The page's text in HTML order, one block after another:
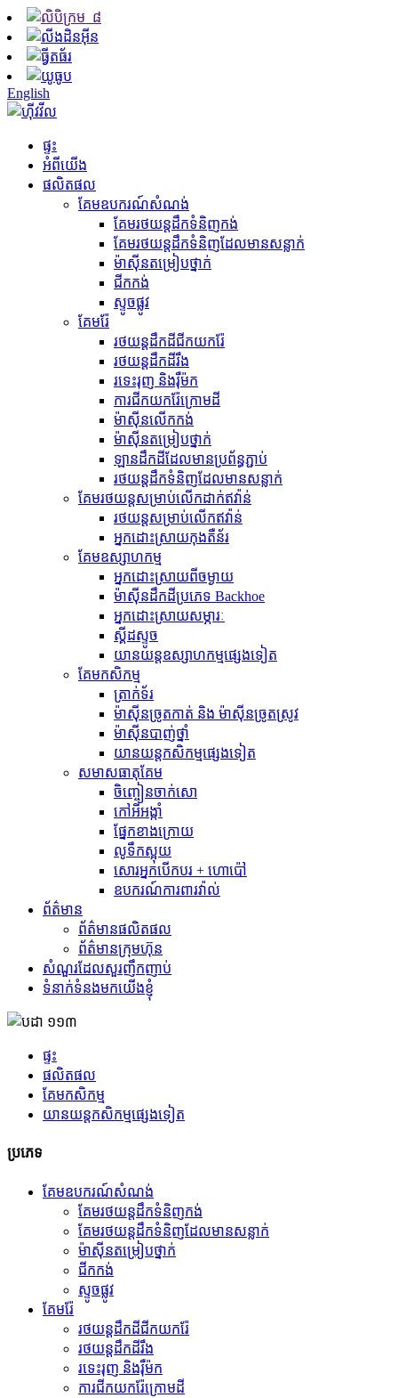
English
ផ្ទះ
អំពីយើង
ផលិតផល
គែមឧបករណ៍សំណង់
គែម​រថយន្ត​ដឹក​ទំនិញ​កង់
គែមរថយន្តដឹកទំនិញដែលមានសន្លាក់
ម៉ាស៊ីន​តម្រៀប​ថ្នាក់
ជីក​កង់
ស្ទូចផ្លូវ
គែមរ៉ែ
រថយន្តដឹកដីជីកយករ៉ែ
រថយន្ត​ដឹក​ដី​រឹង
រទេះរុញ និងរ៉ឺម៉ក
ការជីកយករ៉ែក្រោមដី
ម៉ាស៊ីន​លើក​កង់
ម៉ាស៊ីន​តម្រៀប​ថ្នាក់
ឡានដឹកដីដែលមានប្រព័ន្ធភ្ជាប់
រថយន្ត​ដឹក​ទំនិញ​ដែល​មាន​សន្លាក់​
គែមរថយន្តសម្រាប់លើកដាក់ឥវ៉ាន់
រថយន្ត​សម្រាប់​លើក​ឥវ៉ាន់
អ្នកដោះស្រាយកុងតឺន័រ
គែមឧស្សាហកម្ម
អ្នកដោះស្រាយពីចម្ងាយ
ម៉ាស៊ីន​ដឹក​ដី​ប្រភេទ Backhoe
អ្នកដោះស្រាយសម្ភារៈ
ស្គីដស្ទូច
យានយន្តឧស្សាហកម្មផ្សេងទៀត
គែមកសិកម្ម
ត្រាក់ទ័រ
ម៉ាស៊ីនច្រូតកាត់ និង ម៉ាស៊ីនច្រូតស្រូវ
ម៉ាស៊ីនបាញ់ថ្នាំ
យានយន្តកសិកម្មផ្សេងទៀត
សមាសធាតុ​គែម
ចិញ្ចៀនចាក់សោ
កៅអីអង្កាំ
ផ្នែកខាងក្រោយ
លូទឹកស្អុយ
សោរអ្នកបើកបរ + ហោប៉ៅ
ឧបករណ៍ការពារវ៉ាល់
ព័ត៌មាន
ព័ត៌មានផលិតផល
ព័ត៌មានក្រុមហ៊ុន
សំណួរដែលសួរញឹកញាប់
ទំនាក់ទំនងមកយើងខ្ញុំ
ផ្ទះ
ផលិតផល
គែមកសិកម្ម
យានយន្តកសិកម្មផ្សេងទៀត
ប្រភេទ
គែមឧបករណ៍សំណង់
គែម​រថយន្ត​ដឹក​ទំនិញ​កង់
គែមរថយន្តដឹកទំនិញដែលមានសន្លាក់
ម៉ាស៊ីន​តម្រៀប​ថ្នាក់
ជីក​កង់
ស្ទូចផ្លូវ
គែមរ៉ែ
រថយន្តដឹកដីជីកយករ៉ែ
រថយន្ត​ដឹក​ដី​រឹង
រទេះរុញ និងរ៉ឺម៉ក
ការជីកយករ៉ែក្រោមដី